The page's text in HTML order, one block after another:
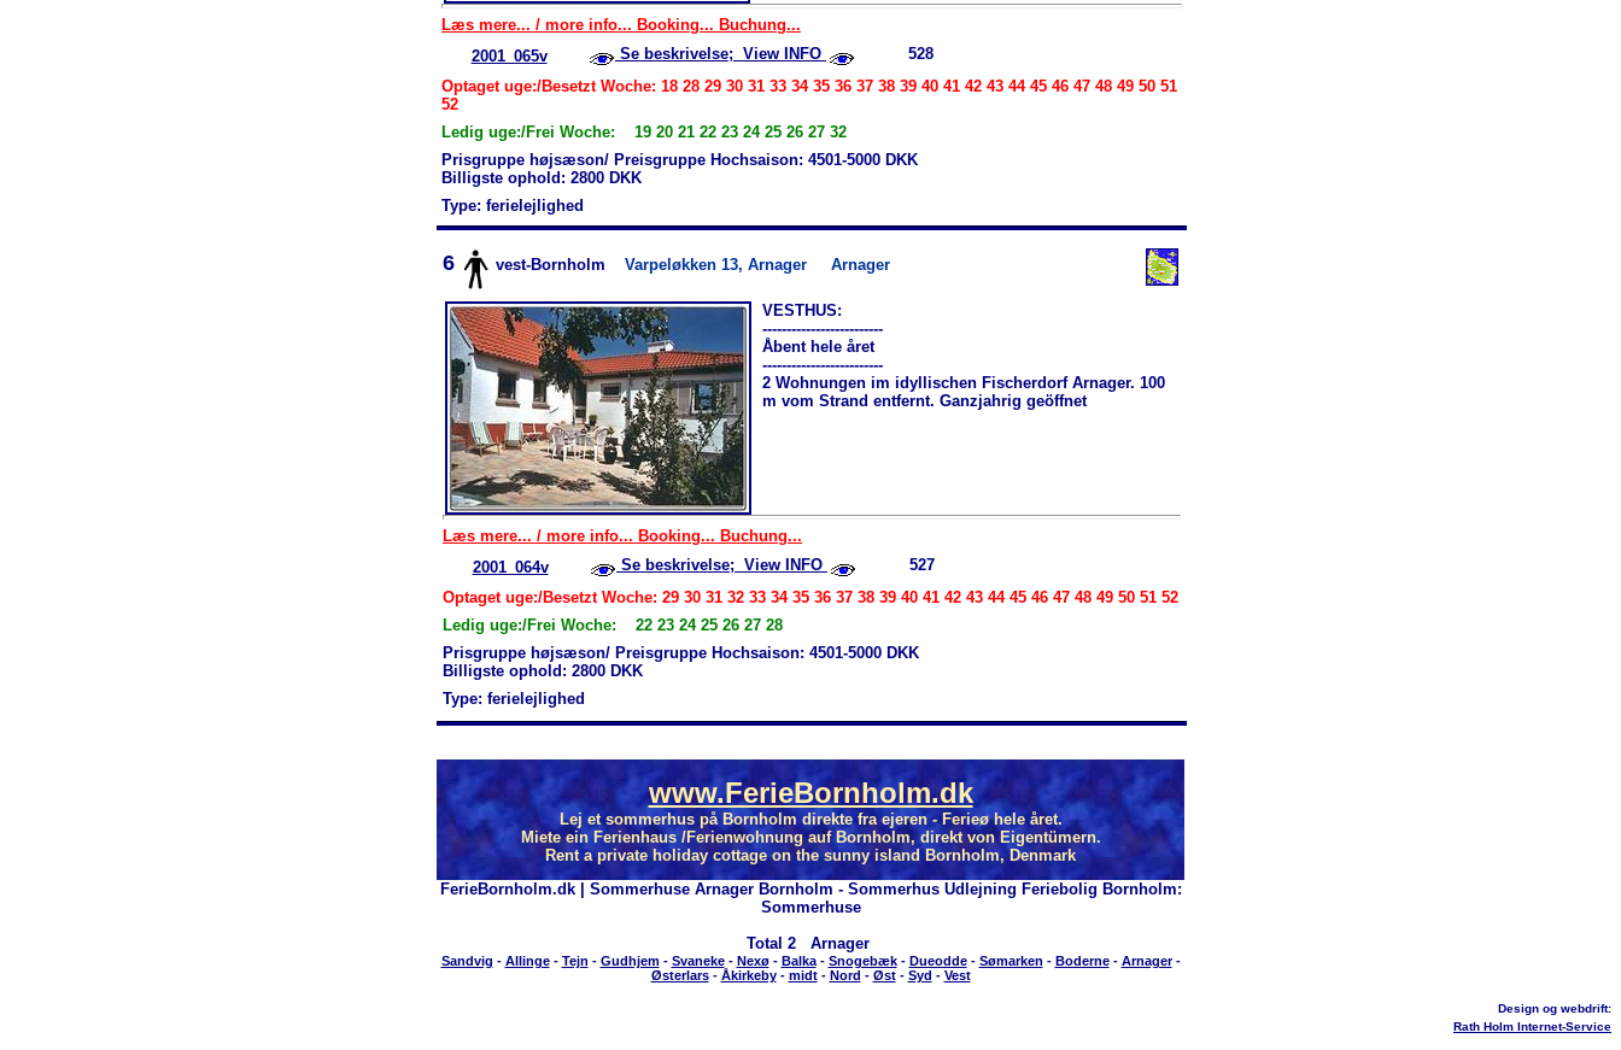
Læs mere... / more info... Booking... Buchung...
2001_065v
Se beskrivelse; View INFO
528
Optaget uge:/Besetzt Woche: 18 28 29 30 31 33 34 35 36 37 38 39 40 41 42 43 44 45 46 47 48 49 50 51
52
Ledig uge:/Frei Woche: 19 20 21 22 23 24 25 26 27 32
Prisgruppe højsæson/ Preisgruppe Hochsaison: 4501-5000 DKK
Billigste ophold: 2800 DKK
Type: ferielejlighed
6 vest-Bornholm Varpeløkken 13, Arnager Arnager
VESTHUS:
-------------------------
Åbent hele året
-------------------------
2 Wohnungen im idyllischen Fischerdorf Arnager. 100
m vom Strand entfernt. Ganzjahrig geöffnet
Læs mere... / more info... Booking... Buchung...
2001_064v
Se beskrivelse; View INFO
527
Optaget uge:/Besetzt Woche: 29 30 31 32 33 34 35 36 37 38 39 40 41 42 43 44 45 46 47 48 49 50 51 52
Ledig uge:/Frei Woche: 22 23 24 25 26 27 28
Prisgruppe højsæson/ Preisgruppe Hochsaison: 4501-5000 DKK
Billigste ophold: 2800 DKK
Type: ferielejlighed
www.FerieBornholm.dk
Lej et sommerhus på Bornholm direkte fra ejeren - Ferieø hele året.
Miete ein Ferienhaus /Ferienwohnung auf Bornholm, direkt von Eigentümern.
Rent a private holiday cottage on the sunny island Bornholm, Denmark
FerieBornholm.dk | Sommerhuse Arnager Bornholm - Sommerhus Udlejning Feriebolig Bornholm:
Sommerhuse
Total 2 Arnager
Sandvig - Allinge- Tejn - Gudhjem- Svaneke- Nexø- Balka- Snogebæk- Dueodde- Sømarken - Boderne- Arnager-
Østerlars- Åkirkeby- midt- Nord - Øst- Syd - Vest
Design og webdrift:
Rath Holm Internet-Service